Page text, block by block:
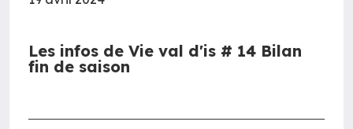
Les infos de Vie val d'is # 14 Bilan
fin de saison